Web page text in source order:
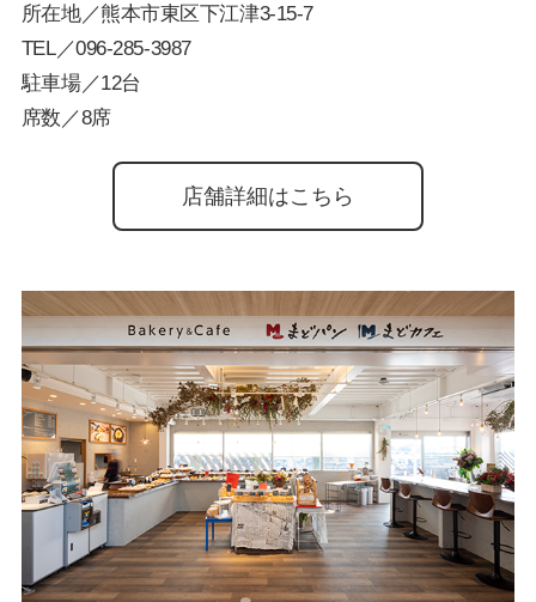
所在地／熊本市東区下江津3-15-7
TEL／096-285-3987
駐車場／12台
席数／8席
店舗詳細はこちら